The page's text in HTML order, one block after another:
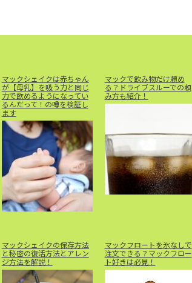
マックシェイクは赤ちゃん
が【母乳】を吸う力と同じ
力で飲めるようになってい
るんだって！の噂を検証し
ます
マックで飲み物だけ頼め
る？ドライブスルーでの頼
み方も紹介！
マックシェイクの保存方法
と秘密の復活方法とアレン
ジ方法を解説！
マックフロートを氷なしで
注文できる？マックフロー
ト好きは必見！